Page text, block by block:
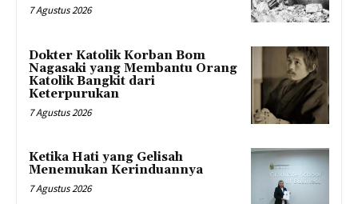
7 Agustus 2026
Dokter Katolik Korban Bom
Nagasaki yang Membantu Orang
Katolik Bangkit dari
Keterpurukan
7 Agustus 2026
Ketika Hati yang Gelisah
Menemukan Kerinduannya
7 Agustus 2026